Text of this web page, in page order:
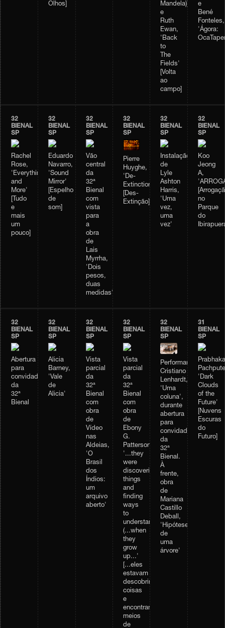
Olhos]
Mandela)];
e
Ruth
Ewan,
'Back
to
The
Fields'
[Volta
ao
campo]
e
Bené
Fonteles,
'Ágora:
32
BIENAL
SP
Rachel
Rose,
'Everything
and
More'
[Tudo
e
mais
um
pouco]
32
BIENAL
SP
Eduardo
Navarro,
'Sound
Mirror'
[Espelho
de
som]
32
BIENAL
SP
Vão
central
da
32ª
Bienal
com
vista
para
a
obra
de
Lais
Myrrha,
'Dois
pesos,
duas
medidas'
32
BIENAL
SP
Pierre
Huyghe,
'De-
Extinction'
[Des-
Extinção]
32
BIENAL
SP
Instalação
de
Lyle
Ashton
Harris,
'Uma
vez,
uma
vez'
32
BIENAL
SP
Koo
Jeong
A,
no
Parque
do
32
BIENAL
SP
Abertura
para
convidados
da
32ª
Bienal
32
BIENAL
SP
Alicia
Barney,
'Vale
de
Alicia'
32
BIENAL
SP
Vista
parcial
da
32ª
Bienal
com
obra
de
Vídeo
nas
Aldeias,
'O
Brasil
dos
Índios:
um
arquivo
aberto'
32
BIENAL
SP
Vista
parcial
da
32ª
Bienal
com
obra
de
Ebony
G.
Patterson,
'...they
were
discovering
things
and
finding
ways
to
understand...
(...when
they
grow
up...'
[...eles
estavam
descobrindo
coisas
e
encontrando
meios
de
32
BIENAL
SP
Performance
Cristiano
Lenhardt,
'Uma
coluna',
durante
abertura
para
convidados
da
32ª
Bienal.
À
frente,
obra
de
Mariana
Castillo
Deball,
'Hipótese
de
uma
árvore'
31
BIENAL
SP
'Dark
Clouds
of the
Future'
[Nuvens
Escuras
do
Futuro]